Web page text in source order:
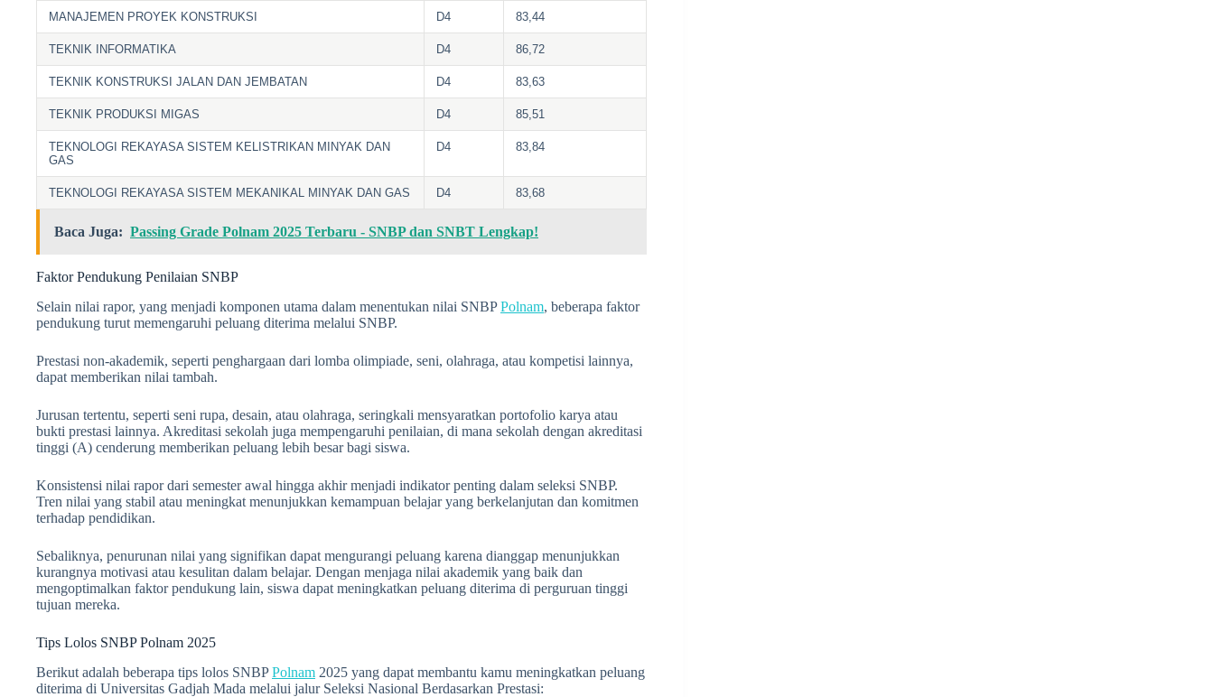
MANAJEMEN PROYEK KONSTRUKSI D4 83,44
TEKNIK INFORMATIKA D4 86,72
TEKNIK KONSTRUKSI JALAN DAN JEMBATAN D4 83,63
TEKNIK PRODUKSI MIGAS D4 85,51
TEKNOLOGI REKAYASA SISTEM KELISTRIKAN MINYAK DAN
GAS
D4 83,84
TEKNOLOGI REKAYASA SISTEM MEKANIKAL MINYAK DAN GAS D4 83,68
Baca Juga: Passing Grade Polnam 2025 Terbaru - SNBP dan SNBT Lengkap!
Faktor Pendukung Penilaian SNBP
Selain nilai rapor, yang menjadi komponen utama dalam menentukan nilai SNBPPolnam, beberapa faktor
pendukung turut memengaruhi peluang diterima melalui SNBP.
Prestasi non-akademik, seperti penghargaan dari lomba olimpiade, seni, olahraga, atau kompetisi lainnya,
dapat memberikan nilai tambah.
Jurusan tertentu, seperti seni rupa, desain, atau olahraga, seringkali mensyaratkan portofolio karya atau
bukti prestasi lainnya. Akreditasi sekolah juga mempengaruhi penilaian, di mana sekolah dengan akreditasi
tinggi (A) cenderung memberikan peluang lebih besar bagi siswa.
Konsistensi nilai rapor dari semester awal hingga akhir menjadi indikator penting dalam seleksi SNBP.
Tren nilai yang stabil atau meningkat menunjukkan kemampuan belajar yang berkelanjutan dan komitmen
terhadap pendidikan.
Sebaliknya, penurunan nilai yang signifikan dapat mengurangi peluang karena dianggap menunjukkan
kurangnya motivasi atau kesulitan dalam belajar. Dengan menjaga nilai akademik yang baik dan
mengoptimalkan faktor pendukung lain, siswa dapat meningkatkan peluang diterima di perguruan tinggi
tujuan mereka.
Tips Lolos SNBP Polnam 2025
Berikut adalah beberapa tips lolos SNBPPolnam 2025 yang dapat membantu kamu meningkatkan peluang
diterima di Universitas Gadjah Mada melalui jalur Seleksi Nasional Berdasarkan Prestasi: